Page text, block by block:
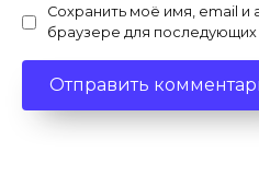
Сохранить моё имя, email и
браузере для